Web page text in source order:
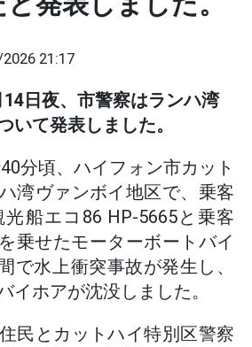
21:17
14日夜、市警察はランハ湾
いて発表しました。
分頃、ハイフォン市カット
湾ヴァンボイ地区で、乗客
船エコ86 HP-5665と乗客
乗せたモーターボートバイ
で水上衝突事故が発生し、
イホアが沈没しました。
民とカットハイ特別区警察